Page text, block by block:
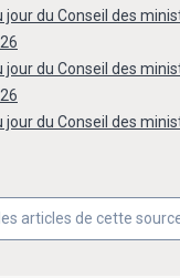
jour du Conseil des
jour du Conseil des
jour du Conseil des
articles de cette